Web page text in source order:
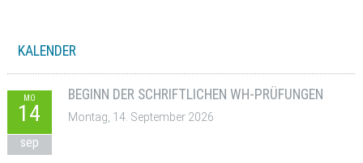
KALENDER
MO
14
sep
BEGINN DER SCHRIFTLICHEN WH-PRÜFUNGEN
Montag, 14. September 2026